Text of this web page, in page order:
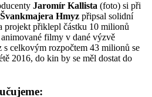
Jaromír Kallista (foto) si při
Hmyz připsal solidní
projekt přiklepl částku 10 milionů
filmy v dané výzvě
celkovým rozpočtem 43 milionů se
2016, do kin by se měl dostat do